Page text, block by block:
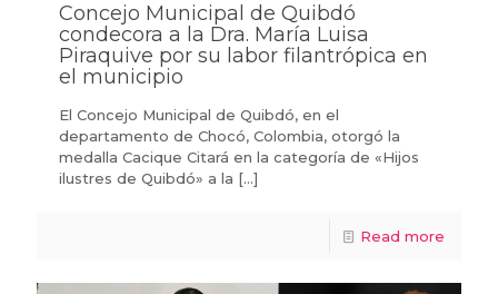
Concejo Municipal de Quibdó
condecora a la Dra. María Luisa
Piraquive por su labor filantrópica en
el municipio
El Concejo Municipal de Quibdó, en el
departamento de Chocó, Colombia, otorgó la
medalla Cacique Citará en la categoría de «Hijos
ilustres de Quibdó» a la […]
Read more